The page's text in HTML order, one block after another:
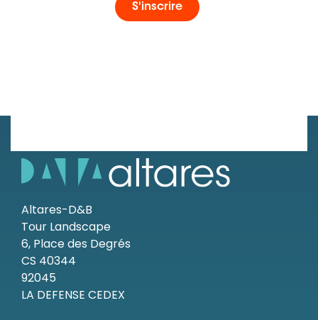
S'inscrire
Altares-D&B
Tour Landscape
6, Place des Degrés
CS 40344
92045
LA DEFENSE CEDEX